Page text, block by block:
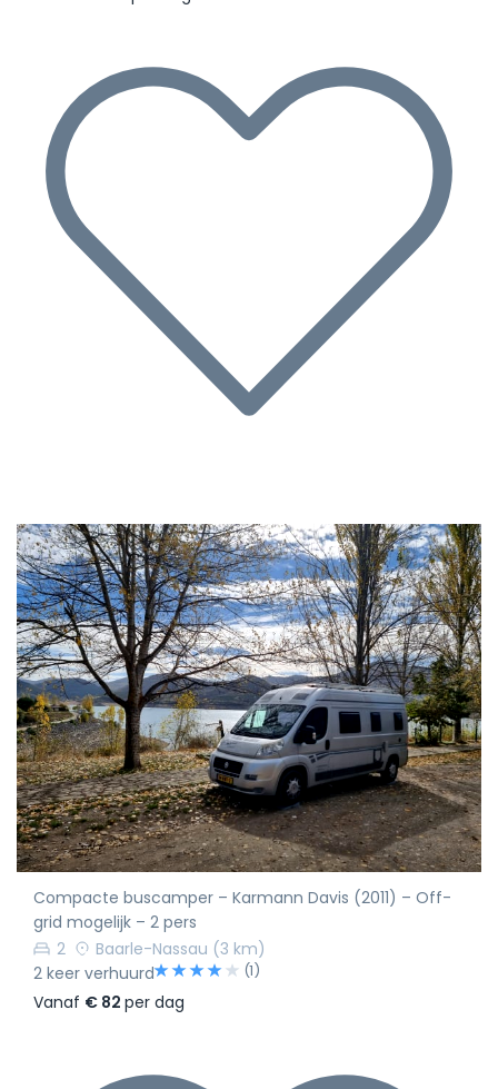
Compacte buscamper – Karmann Davis (2011) – Off-
grid mogelijk – 2 pers
2
Baarle-Nassau (3 km)
2 keer verhuurd
(1)
Vanaf € 82 per dag